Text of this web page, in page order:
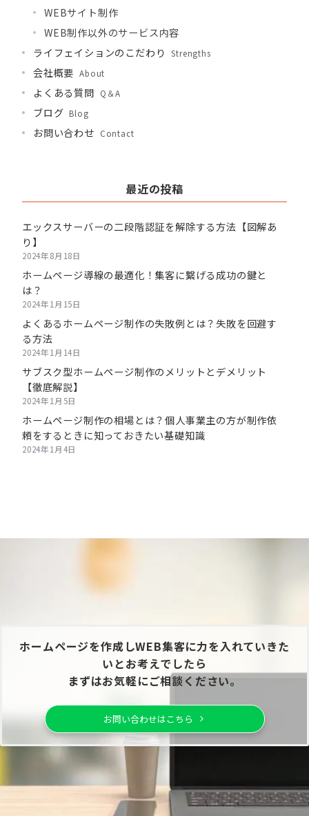
WEBサイト制作
WEB制作以外のサービス内容
ライフェイションのこだわり
Strengths
会社概要 About
よくある質問 Q＆A
ブログ Blog
お問い合わせ Contact
最近の投稿
エックスサーバーの二段階認証を解除する方法【図解あ
り】
2024年8月18日
ホームページ導線の最適化！集客に繋げる成功の鍵と
は？
2024年1月15日
よくあるホームページ制作の失敗例とは？失敗を回避す
る方法
2024年1月14日
サブスク型ホームページ制作のメリットとデメリット
【徹底解説】
2024年1月5日
ホームページ制作の相場とは？個人事業主の方が制作依
頼をするときに知っておきたい基礎知識
2024年1月4日
ホームページを作成しWEB集客に力を入れていきた
いとお考えでしたら
まずはお気軽にご相談ください。
お問い合わせはこちら